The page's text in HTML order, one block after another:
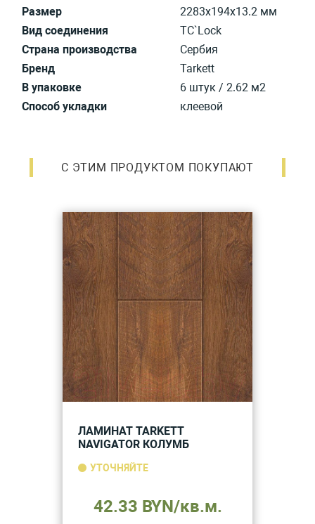
Размер
2283х194х13.2 мм
Вид соединения
TС`Lock
Страна производства
Сербия
Бренд
Tarkett
В упаковке
6 штук / 2.62 м2
Способ укладки
клеевой
С ЭТИМ ПРОДУКТОМ ПОКУПАЮТ
ЛАМИНАТ TARKETT
NAVIGATOR КОЛУМБ
УТОЧНЯЙТЕ
42.33 BYN/кв.м.